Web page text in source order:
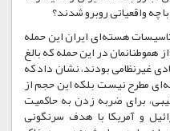
چه واقعیاتی روبرو شدند؟
هسته‌ای ایران این حمله
اما شهادت بیش از ۹۰۰ نفر از هموطنانمان در این حمله که بالغ
و عده‌ای زیادی غیرنظامی بودند، نشان داد که
مطرح نیست بلکه این حجم از
برای ضربه زدن به حاکمیت
و آمریکا با هدف سرنگونی